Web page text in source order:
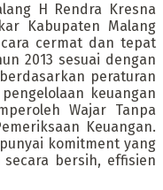
H Rendra Kresna
Kabupaten Malang
cermat dan tepat
2013 sesuai dengan
peraturan
keuangan
Wajar Tanpa
Keuangan.
komitment yang
bersih, effisien